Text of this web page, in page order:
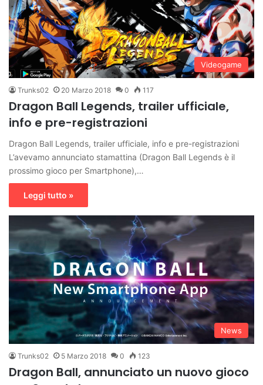
Videogame
Trunks02 20 Marzo 2018 0 117
Dragon Ball Legends, trailer ufficiale,
info e pre-registrazioni
Dragon Ball Legends, trailer ufficiale, info e pre-registrazioni
L’avevamo annunciato stamattina (Dragon Ball Legends è il
prossimo gioco per Smartphone),…
Leggi tutto »
News
Trunks02 5 Marzo 2018 0 123
Dragon Ball, annunciato un nuovo gioco